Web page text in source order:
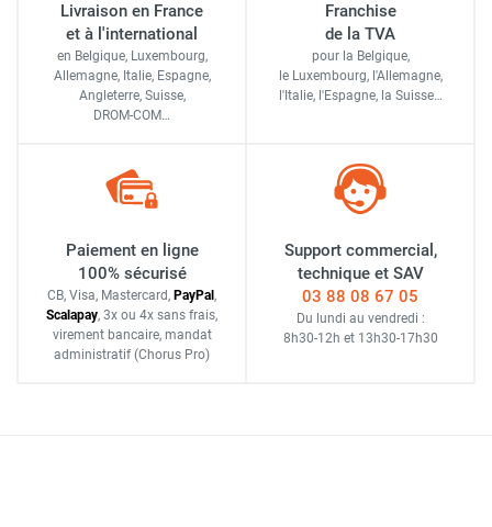
Livraison en France
et à l'international
en Belgique, Luxembourg,
Allemagne, Italie, Espagne,
Angleterre, Suisse,
DROM-COM…
Franchise
de la TVA
pour la Belgique,
le Luxembourg, l'Allemagne,
l'Italie, l'Espagne, la Suisse…
Paiement en ligne
100% sécurisé
CB, Visa, Mastercard, PayPal ,
Scalapay, 3x ou 4x sans frais,
virement bancaire, mandat
administratif (Chorus Pro)
Support commercial,
technique et SAV
03 88 08 67 05
Du lundi au vendredi :
8h30-12h et 13h30-17h30